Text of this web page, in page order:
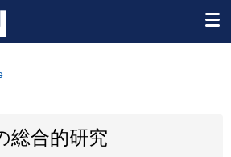
総合的研究